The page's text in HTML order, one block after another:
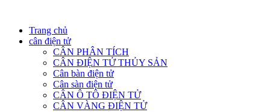
Trang chủ
cân điện tử
CÂN PHÂN TÍCH
CÂN ĐIỆN TỬ THỦY SẢN
Cân bàn điện tử
Cân sàn điện tử
CÂN Ô TÔ ĐIỆN TỬ
CÂN VÀNG ĐIỆN TỬ